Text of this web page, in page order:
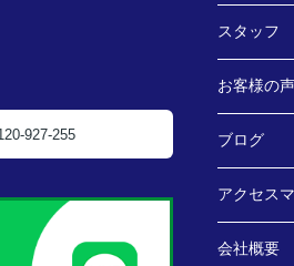
927-255
スタッフ
お客様の声
ブログ
アクセス
会社概要